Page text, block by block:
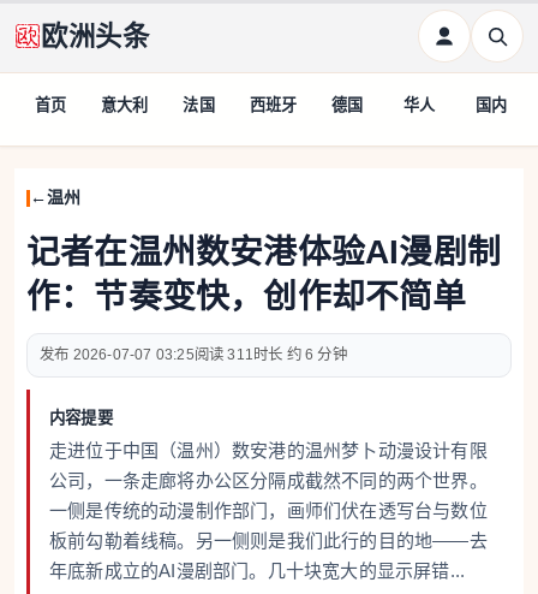
欧洲头条
首页 意大利 法国 西班牙 德国 华人 国内
温州
记者在温州数安港体验AI漫剧制
作：节奏变快，创作却不简单
2026-07-07 03:25 311 约 6 分钟
内容提要
走进位于中国（温州）数安港的温州梦卜动漫设计有限
公司，一条走廊将办公区分隔成截然不同的两个世界。
一侧是传统的动漫制作部门，画师们伏在透写台与数位
板前勾勒着线稿。另一侧则是我们此行的目的地——去
年底新成立的AI漫剧部门。几十块宽大的显示屏错...